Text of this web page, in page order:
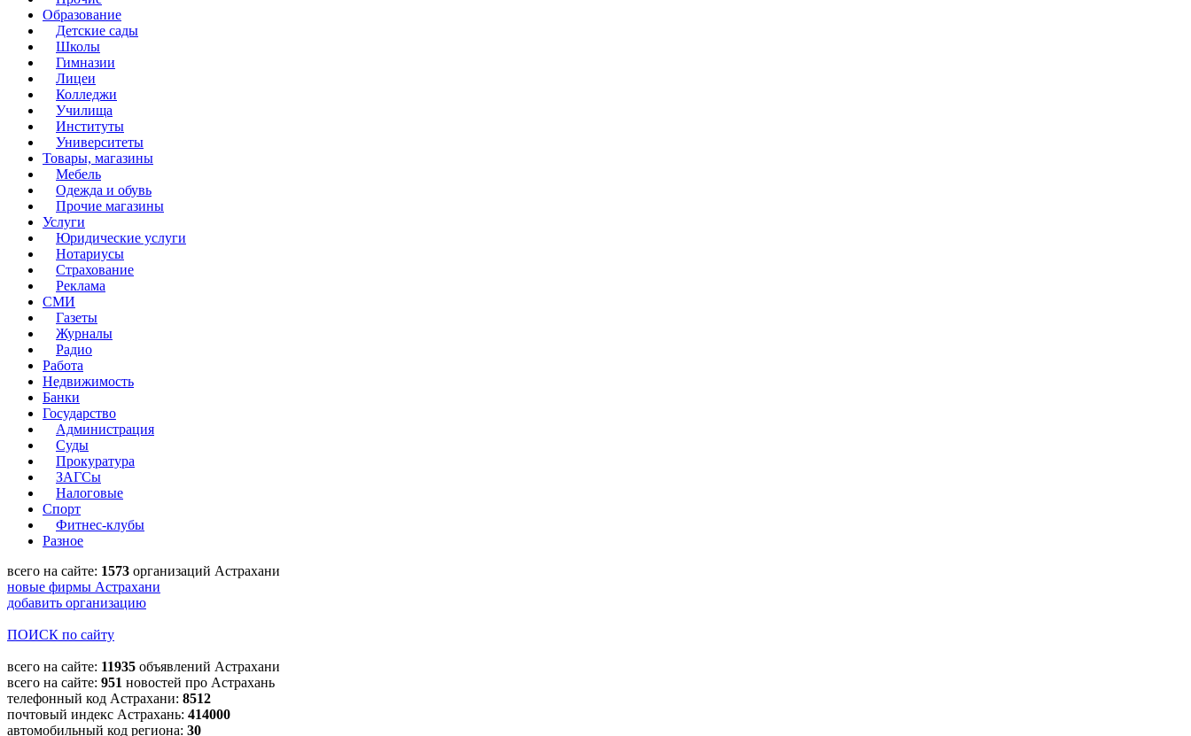
Образование
Детские сады
Школы
Гимназии
Лицеи
Колледжи
Училища
Институты
Университеты
Товары, магазины
Мебель
Одежда и обувь
Прочие магазины
Услуги
Юридические услуги
Нотариусы
Страхование
Реклама
СМИ
Газеты
Журналы
Радио
Работа
Недвижимость
Банки
Государство
Администрация
Суды
Прокуратура
ЗАГСы
Налоговые
Спорт
Фитнес-клубы
Разное
всего на сайте: 1573 организаций Астрахани
новые фирмы Астрахани
добавить организацию
ПОИСК по сайту
всего на сайте: 11935 объявлений Астрахани
всего на сайте: 951 новостей про Астрахань
телефонный код Астрахани: 8512
почтовый индекс Астрахань: 414000
автомобильный код региона: 30